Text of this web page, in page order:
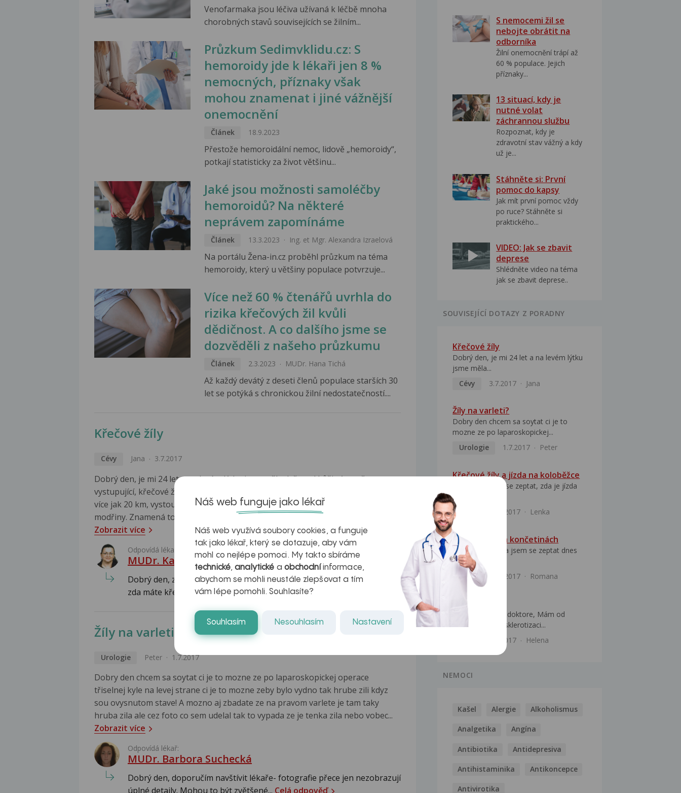
Venofarmaka jsou léčiva užívaná k léčbě mnoha
chorobných stavů souvisejících se žilním...
Průzkum Sedimvklidu.cz: S
hemoroidy jde k lékaři jen 8 %
nemocných, příznaky však
mohou znamenat i jiné vážnější
onemocnění
Článek 18.9.2023
Přestože hemoroidální nemoc, lidově „hemoroidy“,
potkají statisticky za život většinu...
Jaké jsou možnosti samoléčby
hemoroidů? Na některé
neprávem zapomínáme
Článek 13.3.2023 Ing. et Mgr. Alexandra Izraelová
Na portálu Žena-in.cz proběhl průzkum na téma
hemoroidy, který u většiny populace potvrzuje...
Více než 60 % čtenářů uvrhla do
rizika křečových žil kvůli
dědičnost. A co dalšího jsme se
dozvěděli z našeho průzkumu
Článek 2.3.2023 MUDr. Hana Tichá
Až každý devátý z deseti členů populace starších 30
let se potýká s chronickou žilní nedostatečností....
Křečové žíly
Cévy Jana 3.7.2017
Dobrý den, je mi 24 let a na levém lýtku jsme měla dvě, nad kůži výrazně
vystupující, křečové žíly. Na dovolené, kde bylo velké horko a denně jsme chodily
více jak 20 km, vystouplé žíly zmizely a na jejich místech se vytvořily větší
modřiny. Znamená to, že křečové žíly praskly? Modřiny se vstřebají...
Zobrazit více
Odpovídá lékař:
MUDr. Kateřina Kovaříková
Dobrý den, záleží na tom , jaké máte celkově obtíže s křečovými žilami,
zda máte křeče do lýtek v noci,...Celá odpověď
Žíly na varleti?
Urologie Peter 1.7.2017
Dobry den chcem sa soytat ci je to mozne ze po laparoskopickej operace
třiselnej kyle na levej strane ci je to mozne zeby bylo vydno tak hrube zili kdyz
sou ovysnutom stave! A mozno aj zbadate ze na pravom varlete je tam taky
hruba zila ale cez foto co sem udelal tak to vypada ze je tenka zila nebo vobec...
Zobrazit více
Odpovídá lékař:
MUDr. Barbora Suchecká
Dobrý den, doporučím navštívit lékaře- fotografie přece jen nezobrazují
úplné detaily. Mohou to být zvětšené... Celá odpověď
S nemocemi žil se
nebojte obrátit na
odborníka
Žilní onemocnění trápí až
60 % populace. Jejich
příznaky...
13 situací, kdy je
nutné volat
záchrannou službu
Rozpoznat, kdy je
zdravotní stav vážný a kdy
už je...
Stáhněte si: První
pomoc do kapsy
Jak mít první pomoc vždy
po ruce? Stáhněte si
praktického...
VIDEO: Jak se zbavit
deprese
Shlédněte video na téma
jak se zbavit deprese..
SOUVISEJÍCÍ DOTAZY Z PORADNY
Křečové žíly
Dobrý den, je mi 24 let a na levém lýtku
jsme měla...
Cévy
3.7.2017 Jana
Žíly na varleti?
Dobry den chcem sa soytat ci je to
mozne ze po laparoskopickej...
Urologie
1.7.2017 Peter
Křečové žíly a jízda na koloběžce
Dobrý den, chci se zeptat, zda je jízda
na koloběžce...
27.6.2017 Lenka
Žíly na dolních končetinách
Dobry den chtela jsem se zeptat dnes
jsem si vsimla...
Cévy
12.6.2017 Romana
Dobrý den pane doktore, Mám od
pondělí 29.5 po sklerotizaci...
3.6.2017 Helena
NEMOCI
Kašel Alergie Alkoholismus
Analgetika Angína
Antibiotika Antidepresiva
Antihistaminika Antikoncepce
Antivirotika
Náš web funguje jako lékař
Náš web využívá soubory cookies, a funguje
tak jako lékař, který se dotazuje, aby vám
mohl co nejlépe pomoci. My takto sbíráme
technické,analytické a obchodníinformace,
abychom se mohli neustále zlepšovat a tím
vám lépe pomohli. Souhlasíte?
Souhlasím Nesouhlasím Nastavení